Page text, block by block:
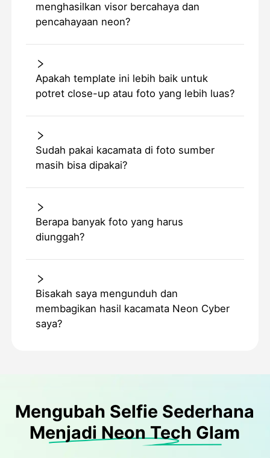
menghasilkan visor bercahaya dan
pencahayaan neon?
Apakah template ini lebih baik untuk
potret close-up atau foto yang lebih luas?
Sudah pakai kacamata di foto sumber
masih bisa dipakai?
Berapa banyak foto yang harus
diunggah?
Bisakah saya mengunduh dan
membagikan hasil kacamata Neon Cyber
saya?
Mengubah Selfie Sederhana
Menjadi Neon Tech Glam